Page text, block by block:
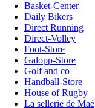
Basket-Center
Daily Bikers
Direct Running
Direct-Volley
Foot-Store
Galopp-Store
Golf and co
Handball-Store
House of Rugby
La sellerie de Maé